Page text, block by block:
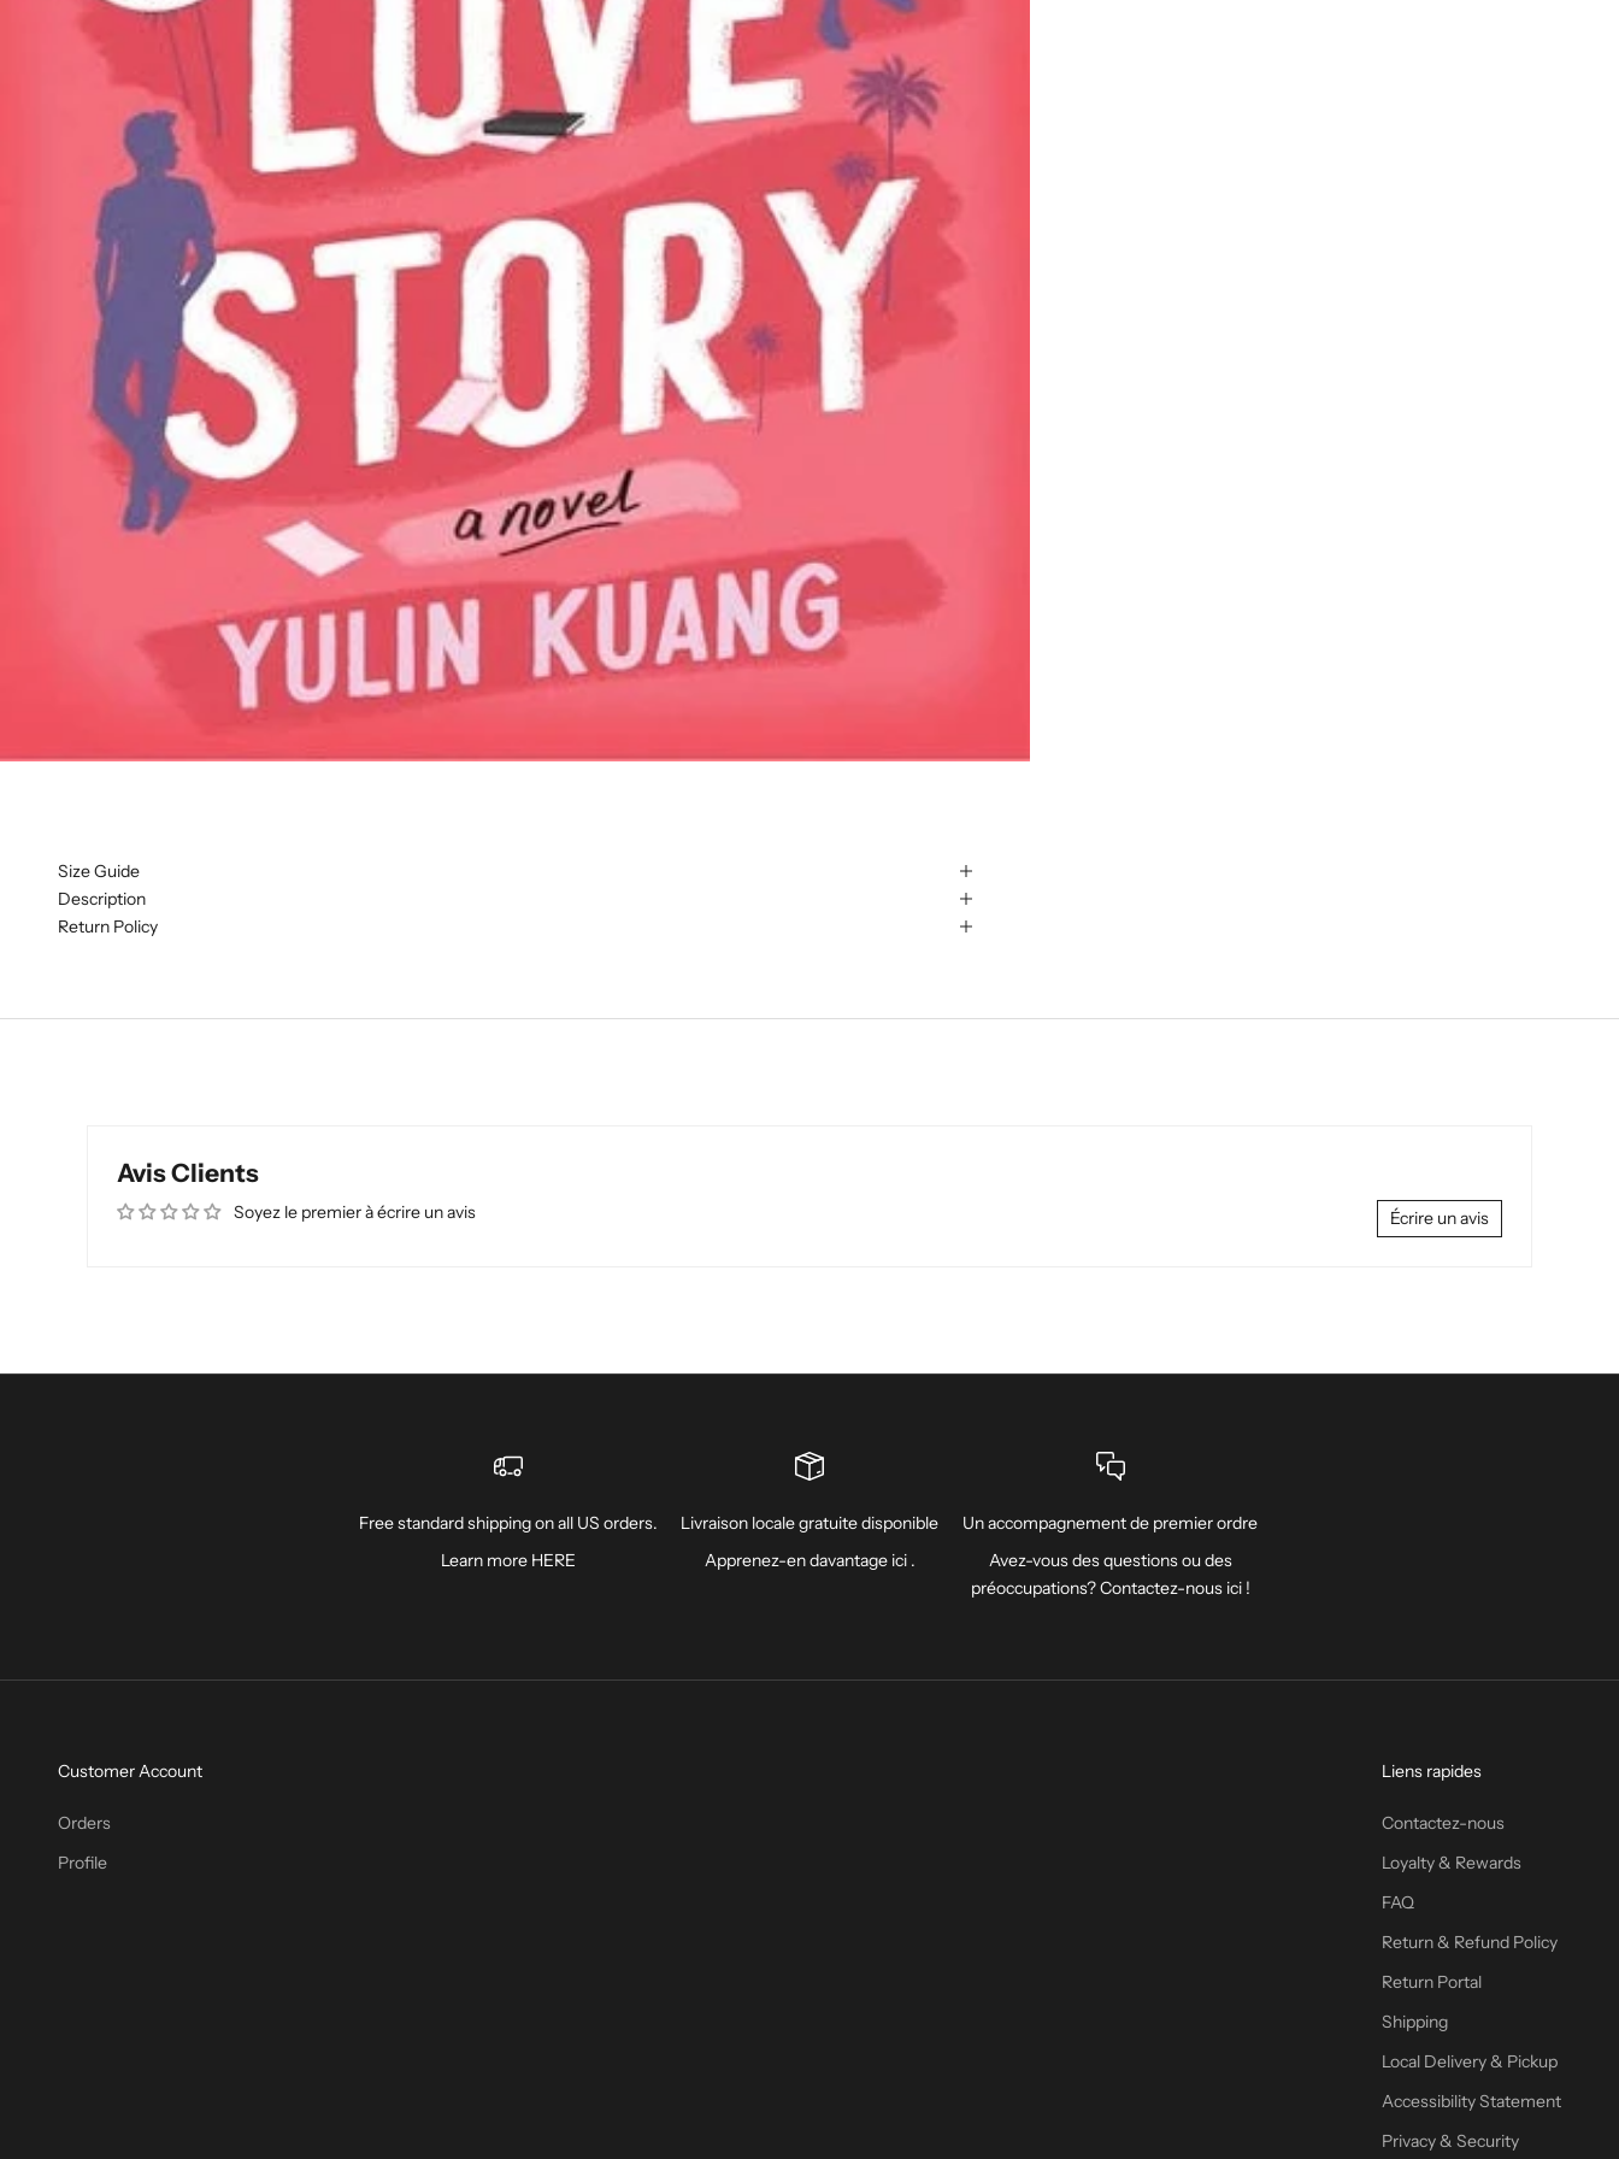
Size Guide
Description
Return Policy
Avis Clients
Soyez le premier à écrire un avis Écrire un avis
Free standard shipping on all US orders.
Learn more HERE
Livraison locale gratuite disponible
Apprenez-en davantage ici.
Un accompagnement de premier ordre
Avez-vous des questions ou des
préoccupations? Contactez-nous ici!
Customer Account
Orders
Profile
Liens rapides
Contactez-nous
Loyalty & Rewards
FAQ
Return & Refund Policy
Return Portal
Shipping
Local Delivery & Pickup
Accessibility Statement
Privacy & Security